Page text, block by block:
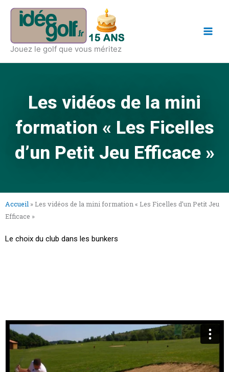
Aller
contenu
Jouez le golf que vous méritez
Les vidéos de la mini
formation « Les Ficelles
d’un Petit Jeu Efficace »
Accueil » Les vidéos de la mini formation « Les Ficelles d’un Petit Jeu
Efficace »
Le choix du club dans les bunkers